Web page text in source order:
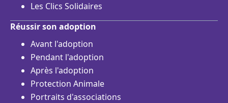
Les Clics Solidaires
Réussir son adoption
Avant l'adoption
Pendant l'adoption
Après l'adoption
Protection Animale
Portraits d'associations